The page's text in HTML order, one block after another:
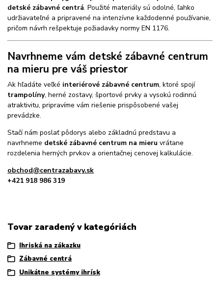
detské zábavné centrá. Použité materiály sú odolné, ľahko
udržiavateľné a pripravené na intenzívne každodenné používanie,
pričom návrh rešpektuje požiadavky normy EN 1176.
Navrhneme vám detské zábavné centrum
na mieru pre váš priestor
Ak hľadáte veľké interiérové zábavné centrum, ktoré spojí
trampolíny, herné zostavy, športové prvky a vysokú rodinnú
atraktivitu, pripravíme vám riešenie prispôsobené vašej
prevádzke.
Stačí nám poslať pôdorys alebo základnú predstavu a
navrhneme detské zábavné centrum na mieru vrátane
rozdelenia herných prvkov a orientačnej cenovej kalkulácie.
obchod@centrazabavy.sk
+421 918 986 319
Tovar zaradený v kategóriách
Ihriská na zákazku
Zábavné centrá
Unikátne systémy ihrísk